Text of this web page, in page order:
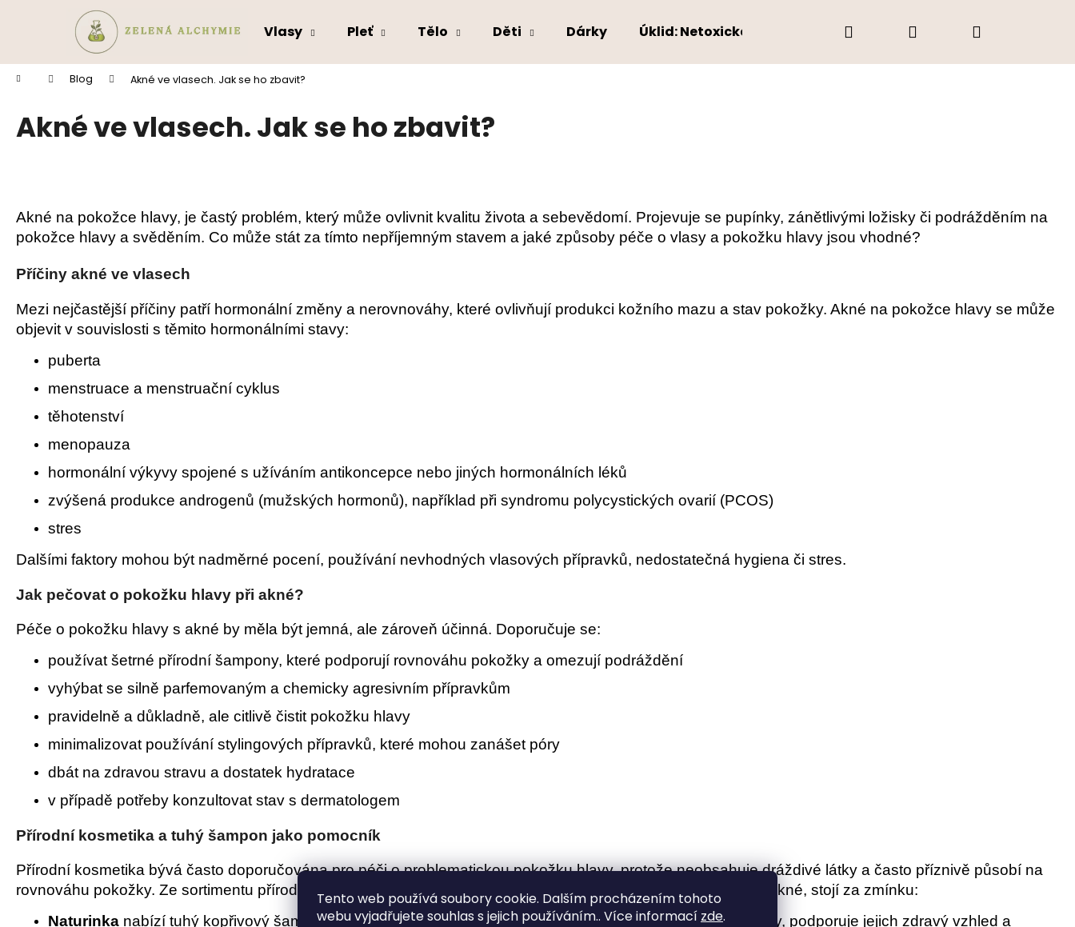
Tento web používá soubory cookie. Dalším procházením tohoto
webu vyjadřujete souhlas s jejich používáním.. Více informací zde.
Vlasy Pleť Tělo Děti Dárky Úklid: Netoxická domácnost O mně Blog
Přihlášení
Domů Blog Akné ve vlasech. Jak se ho zbavit?
Akné ve vlasech. Jak se ho zbavit?
Akné na pokožce hlavy, je častý problém, který může ovlivnit kvalitu života a sebevědomí. Projevuje se pupínky, zánětlivými ložisky či podrážděním na
pokožce hlavy a svěděním. Co může stát za tímto nepříjemným stavem a jaké způsoby péče o vlasy a pokožku hlavy jsou vhodné?
Příčiny akné ve vlasech
Mezi nejčastější příčiny patří hormonální změny a nerovnováhy, které ovlivňují produkci kožního mazu a stav pokožky. Akné na pokožce hlavy se může
objevit v souvislosti s těmito hormonálními stavy:
puberta
menstruace a menstruační cyklus
těhotenství
menopauza
hormonální výkyvy spojené s užíváním antikoncepce nebo jiných hormonálních léků
zvýšená produkce androgenů (mužských hormonů), například při syndromu polycystických ovarií (PCOS)
stres
Dalšími faktory mohou být nadměrné pocení, používání nevhodných vlasových přípravků, nedostatečná hygiena či stres.
Jak pečovat o pokožku hlavy při akné?
Péče o pokožku hlavy s akné by měla být jemná, ale zároveň účinná. Doporučuje se:
používat šetrné přírodní šampony, které podporují rovnováhu pokožky a omezují podráždění
vyhýbat se silně parfemovaným a chemicky agresivním přípravkům
pravidelně a důkladně, ale citlivě čistit pokožku hlavy
minimalizovat používání stylingových přípravků, které mohou zanášet póry
dbát na zdravou stravu a dostatek hydratace
v případě potřeby konzultovat stav s dermatologem
Přírodní kosmetika a tuhý šampon jako pomocník
Přírodní kosmetika bývá často doporučována pro péči o problematickou pokožku hlavy, protože neobsahuje dráždivé látky a často příznivě působí na
rovnováhu pokožky. Ze sortimentu přírodních tuhých šamponů, které mohou přispět k péči o pokožku hlavy s akné, stojí za zmínku:
Naturinka nabízí tuhý kopřivový šampon, který je známý svými příznivými účinky na pokožku hlavy a vlasy, podporuje jejich zdravý vzhled a
í
Zpět
do
obchodu
Zpět
do
obchodu
Doporučujeme